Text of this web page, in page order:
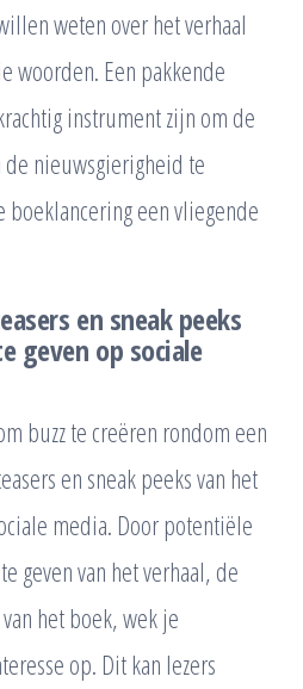
weten over het verhaal
woorden. Een pakkende
instrument zijn om de
nieuwsgierigheid te
een vliegende
en sneak peeks
geven op sociale
buzz te creëren rondom een
en sneak peeks van het
media. Door potentiële
geven van het verhaal, de
het boek, wek je
op. Dit kan lezers